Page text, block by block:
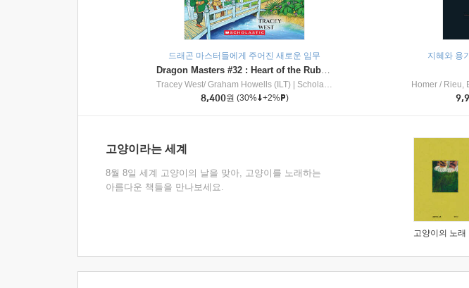
드래곤 마스터들에게 주어진 새로운 임무
Dragon Masters #32 : Heart of the Ruby Dragon (A Branches Book)
Tracey West/ Graham Howells (ILT)
Scholastic Inc
8,400원 (30% +2% )
지혜와 용
Homer / Rieu,
고양이라는 세계
8월 8일 세계 고양이의 날을 맞아, 고양이를 노래하는
아름다운 책들을 만나보세요.
고양이의 노래